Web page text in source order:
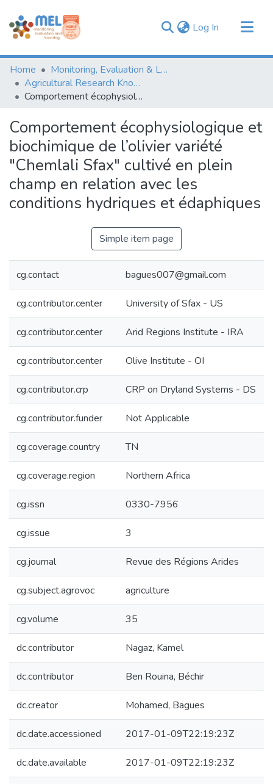
Log In (current)
Communities & Collections
Browse
Statistics
Home
Monitoring, Evaluation & Learning Repository
Agricultural Research Knowledge
Comportement écophysiologique et biochimique de l’olivier variété "Chemlali Sfax" cultivé en plein champ en relation avec les conditions hydriques et édaphiques
Comportement écophysiologique et
biochimique de l’olivier variété
"Chemlali Sfax" cultivé en plein
champ en relation avec les
conditions hydriques et édaphiques
Simple item page
cg.contact bagues007@gmail.com
cg.contributor.center University of Sfax - US
cg.contributor.center Arid Regions Institute - IRA
cg.contributor.center Olive Institute - OI
cg.contributor.crp CRP on Dryland Systems - DS
cg.contributor.funder Not Applicable
cg.coverage.country TN
cg.coverage.region Northern Africa
cg.issn 0330-7956
cg.issue 3
cg.journal Revue des Régions Arides
cg.subject.agrovoc agriculture
cg.volume 35
dc.contributor Nagaz, Kamel
dc.contributor Ben Rouina, Béchir
dc.creator Mohamed, Bagues
dc.date.accessioned 2017-01-09T22:19:23Z
dc.date.available 2017-01-09T22:19:23Z